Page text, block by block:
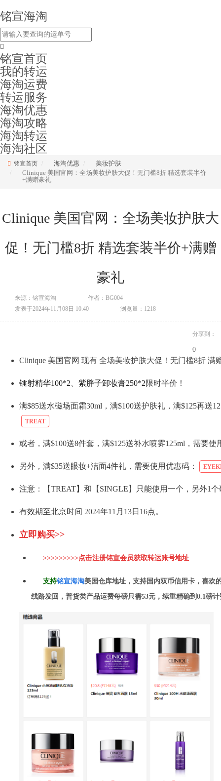
铭宣海淘
铭宣首页
我的转运
海淘运费
转运服务
海淘优惠
海淘攻略
海淘转运
海淘社区
铭宣首页 海淘优惠
美妆护肤
Clinique 美国官网：全场美妆护肤大促！无门槛8折 精选套装半价
+满赠豪礼
Clinique 美国官网：全场美妆护肤大
促！无门槛8折 精选套装半价+满赠
豪礼
来源：铭宣海淘
作者：BG004
发表于2024年11月08日 10:40
浏览量：1218
分享到：
0
Clinique 美国官网 现有 全场美妆护肤大促！无门槛8折 满
镭射精华100*2 紫胖子卸妆膏250*2限时半价！
满$85送水磁场面霜30ml，满$100送护肤礼，满$125再送
TREAT
或者，满$100送8件套，满$125送补水喷雾125ml，需要使
另外，满$35送眼妆+洁面4件礼，需要使用优惠码：
注意：【TREAT】和【SINGLE】只能使用一个，另外1
有效期至北京时间 2024年11月13日16点。
立即购买>>
>>>>>>>>>点击注册铭宣会员获取转运账号地址
支持铭宣海淘美国仓库地址，支持国内双币信用卡，喜欢
线路发回，普货类产品运费每磅只需53元，续重精确到0.1磅计